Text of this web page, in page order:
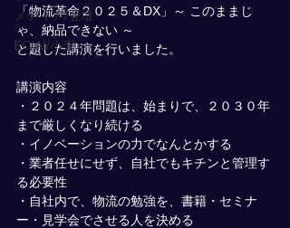
メディア/登壇
EC/AI/小売
「物流革命２０２５＆DX」～ このままじ
ゃ、納品できない ～
と題した講演を行いました。
講演内容
・２０２４年問題は、始まりで、２０３０年
まで厳しくなり続ける
・イノベーションの力でなんとかする
・業者任せにせず、自社でもキチンと管理す
る必要性
・自社内で、物流の勉強を、書籍・セミナ
ー・見学会でさせる人を決める